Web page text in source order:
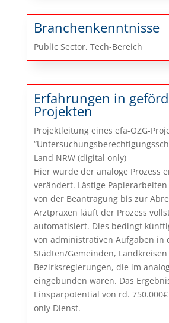
Branchenkenntnisse
Public Sector, Tech-Bereich
Erfahrungen in
Projekten
Projektleitung eines efa-OZG-
Land NRW (digital only)
Hier wurde der analoge Prozess
verändert. Lästige
von der Beantragung bis zur
Arztpraxen läuft der Prozess
automatisiert. Dies bedingt
von administrativen Aufgaben in
Städten/Gemeinden,
Bezirksregierungen, die im
eingebunden waren. Das
Einsparpotential von rd.
only Dienst.